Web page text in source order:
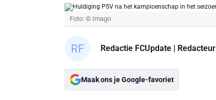
Foto: © Imago
Redactie FCUpdate | Redacteur
Maak ons je Google-favoriet